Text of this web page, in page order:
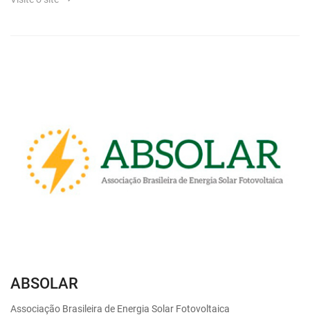
ABSOLAR
Associação Brasileira de Energia Solar Fotovoltaica